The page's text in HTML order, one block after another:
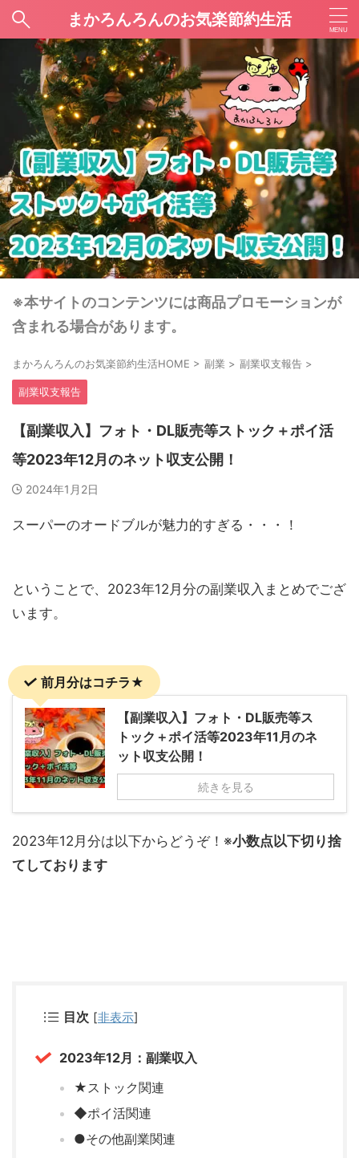
まかろんろんのお気楽節約生活
※本サイトのコンテンツには商品プロモーションが
含まれる場合があります。
まかろんろんのお気楽節約生活HOME > 副業 > 副業収支報告 >
副業収支報告
【副業収入】フォト・DL販売等ストック＋ポイ活
等2023年12月のネット収支公開！
2024年1月2日
スーパーのオードブルが魅力的すぎる・・・！
ということで、2023年12月分の副業収入まとめでござ
います。
前月分はコチラ★
【副業収入】フォト・DL販売等ス
トック＋ポイ活等2023年11月のネ
ット収支公開！
続きを見る
2023年12月分は以下からどうぞ！※小数点以下切り捨
てしております
目次 [非表示]
2023年12月：副業収入
★ストック関連
◆ポイ活関連
●その他副業関連